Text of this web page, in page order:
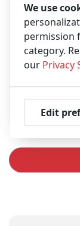
We use
permission
category.
our Privacy
Edit